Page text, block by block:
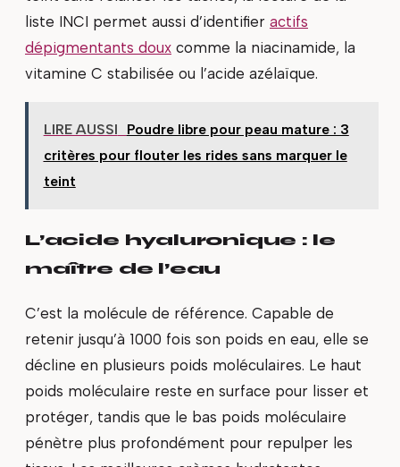
liste INCI permet aussi d’identifier actifs
dépigmentants doux comme la niacinamide, la
vitamine C stabilisée ou l’acide azélaïque.
LIRE AUSSI
Poudre libre pour peau mature : 3
critères pour flouter les rides sans marquer le
teint
L’acide hyaluronique : le
maître de l’eau
C’est la molécule de référence. Capable de
retenir jusqu’à 1000 fois son poids en eau, elle se
décline en plusieurs poids moléculaires. Le haut
poids moléculaire reste en surface pour lisser et
protéger, tandis que le bas poids moléculaire
pénètre plus profondément pour repulper les